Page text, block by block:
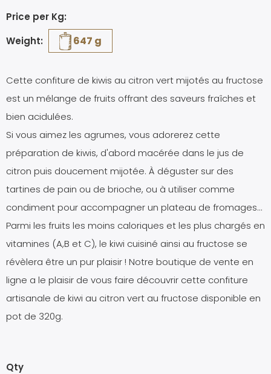
Price per Kg:
Weight:
647 g
Cette confiture de kiwis au citron vert mijotés au fructose
est un mélange de fruits offrant des saveurs fraîches et
bien acidulées.
Si vous aimez les agrumes, vous adorerez cette
préparation de kiwis, d'abord macérée dans le jus de
citron puis doucement mijotée. À déguster sur des
tartines de pain ou de brioche, ou à utiliser comme
condiment pour accompagner un plateau de fromages…
Parmi les fruits les moins caloriques et les plus chargés en
vitamines (A,B et C), le kiwi cuisiné ainsi au fructose se
révèlera être un pur plaisir ! Notre boutique de vente en
ligne a le plaisir de vous faire découvrir cette confiture
artisanale de kiwi au citron vert au fructose disponible en
pot de 320g.
Qty